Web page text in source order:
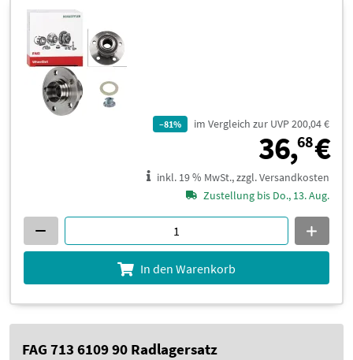
–81% im Vergleich zur UVP 200,04 €
36,68€
inkl. 19 % MwSt., zzgl. Versandkosten
Zustellung bis Do., 13. Aug.
In den Warenkorb
FAG 713 6109 90 Radlagersatz